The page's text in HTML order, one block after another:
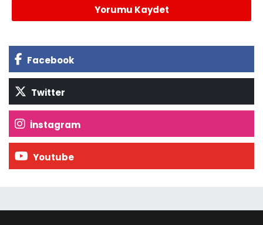
Yorumu Kaydet
Facebook
Twitter
İnstagram
Youtube